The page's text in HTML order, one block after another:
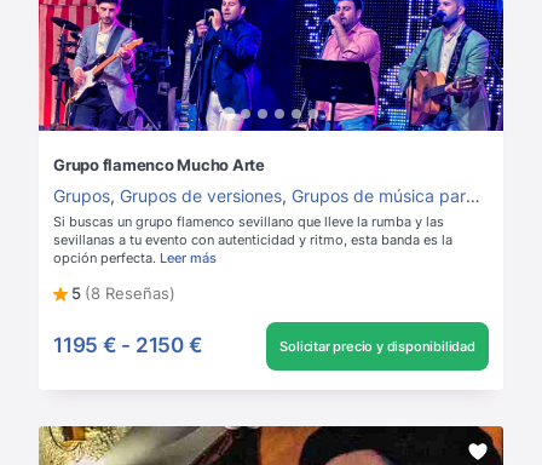
Grupo flamenco Mucho Arte
Grupos, Grupos de versiones, Grupos de música para boda
Si buscas un grupo flamenco sevillano que lleve la rumba y las
sevillanas a tu evento con autenticidad y ritmo, esta banda es la
opción perfecta. Leer más
5 (8 Reseñas)
1195 € - 2150 € Solicitar precio y disponibilidad